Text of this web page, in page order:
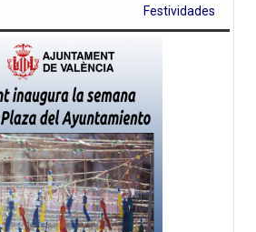
y
Festividades